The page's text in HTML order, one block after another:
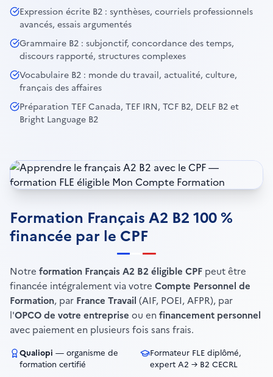
Expression écrite B2 : synthèses, courriels professionnels
avancés, essais argumentés
Grammaire B2 : subjonctif, concordance des temps,
discours rapporté, structures complexes
Vocabulaire B2 : monde du travail, actualité, culture,
français des affaires
Préparation TEF Canada, TEF IRN, TCF B2, DELF B2 et
Bright Language B2
Formation Français A2 B2 100 %
financée par le CPF
Notre formation Français A2 B2 éligible CPF peut être
financée intégralement via votre Compte Personnel de
Formation, par France Travail (AIF, POEI, AFPR), par
l'OPCO de votre entreprise ou en financement personnel
avec paiement en plusieurs fois sans frais.
Qualiopi — organisme de
formation certifié
Formateur FLE diplômé,
expert A2 → B2 CECRL